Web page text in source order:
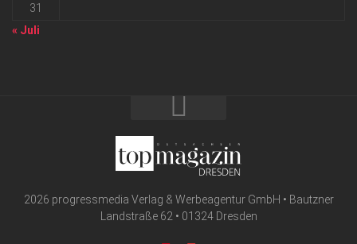
31
« Juli
2026 progressmedia Verlag & Werbeagentur GmbH • Bautzner
Landstraße 62 • 01324 Dresden